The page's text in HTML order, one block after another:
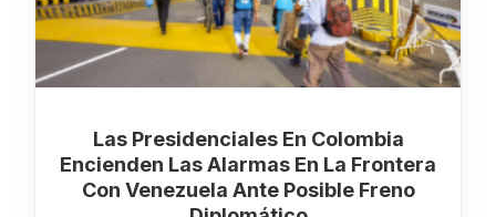
Las Presidenciales En Colombia
Encienden Las Alarmas En La Frontera
Con Venezuela Ante Posible Freno